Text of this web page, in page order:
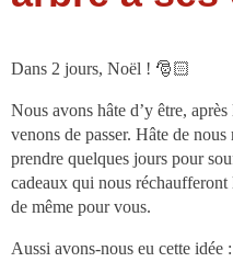
Dans 2 jours, Noël ! 🎅🏻
Nous avons hâte d’y être,
venons de passer. Hâte de
prendre quelques jours pour
cadeaux qui nous
de même pour vous.
Aussi avons-nous eu cette idée :